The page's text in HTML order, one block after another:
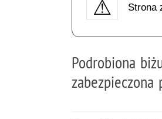
Strona
Podrobiona